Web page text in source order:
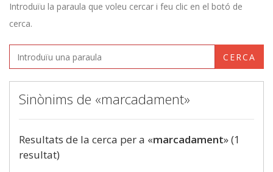
Introduïu la paraula que voleu cercar i feu clic en el botó de
cerca.
CERCA
Sinònims de «marcadament»
Resultats de la cerca per a «marcadament» (1
resultat)